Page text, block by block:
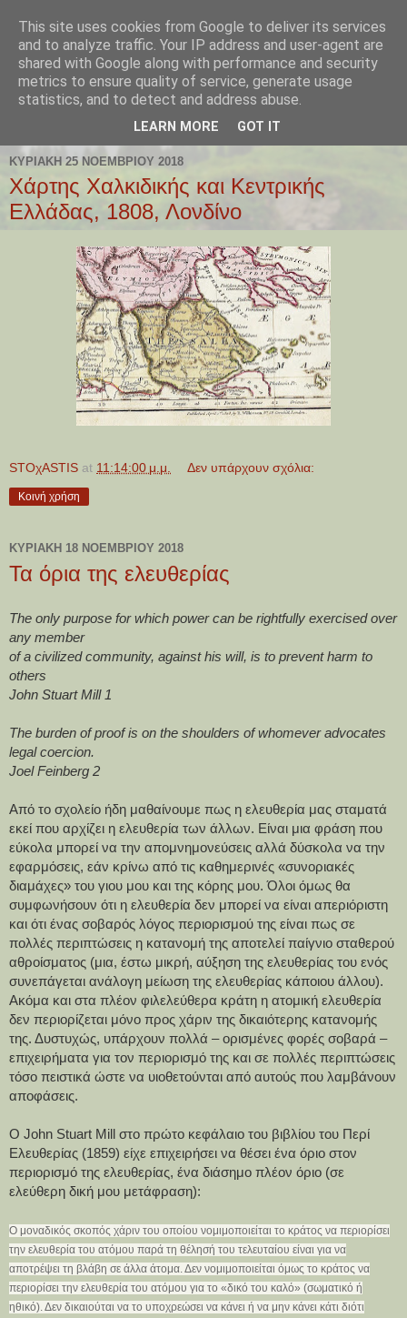
Παλαιοχώρι Χαλκιδικής
Palaiochori Chalkidiki - Paleochori (Chalkidiki) - Paleochóri
- Halkidiki Δήμος Αριστοτέλη, Κεντρική Μακεδονία, Ελλάδα
ΚΥΡΙΑΚΉ 25 ΝΟΕΜΒΡΊΟΥ 2018
Χάρτης Χαλκιδικής και Κεντρικής
Ελλάδας, 1808, Λονδίνο
STOχASTIS at 11:14:00 μ.μ. Δεν υπάρχουν σχόλια:
Κοινή χρήση
ΚΥΡΙΑΚΉ 18 ΝΟΕΜΒΡΊΟΥ 2018
Τα όρια της ελευθερίας
The only purpose for which power can be rightfully exercised over
any member
of a civilized community, against his will, is to prevent harm to
others
John Stuart Mill 1
The burden of proof is on the shoulders of whomever advocates
legal coercion.
Joel Feinberg 2
Από το σχολείο ήδη μαθαίνουμε πως η ελευθερία μας σταματά
εκεί που αρχίζει η ελευθερία των άλλων. Είναι μια φράση που
εύκολα μπορεί να την απομνημονεύσεις αλλά δύσκολα να την
εφαρμόσεις, εάν κρίνω από τις καθημερινές «συνοριακές
διαμάχες» του γιου μου και της κόρης μου. Όλοι όμως θα
συμφωνήσουν ότι η ελευθερία δεν μπορεί να είναι απεριόριστη
και ότι ένας σοβαρός λόγος περιορισμού της είναι πως σε
πολλές περιπτώσεις η κατανομή της αποτελεί παίγνιο σταθερού
αθροίσματος (μια, έστω μικρή, αύξηση της ελευθερίας του ενός
συνεπάγεται ανάλογη μείωση της ελευθερίας κάποιου άλλου).
Ακόμα και στα πλέον φιλελεύθερα κράτη η ατομική ελευθερία
δεν περιορίζεται μόνο προς χάριν της δικαιότερης κατανομής
της. Δυστυχώς, υπάρχουν πολλά – ορισμένες φορές σοβαρά –
επιχειρήματα για τον περιορισμό της και σε πολλές περιπτώσεις
τόσο πειστικά ώστε να υιοθετούνται από αυτούς που λαμβάνουν
αποφάσεις.
Ο John Stuart Mill στο πρώτο κεφάλαιο του βιβλίου του Περί
Ελευθερίας (1859) είχε επιχειρήσει να θέσει ένα όριο στον
περιορισμό της ελευθερίας, ένα διάσημο πλέον όριο (σε
ελεύθερη δική μου μετάφραση):
Ο μοναδικός σκοπός χάριν του οποίου νομιμοποιείται το κράτος να περιορίσει
την ελευθερία του ατόμου παρά τη θέλησή του τελευταίου είναι για να
αποτρέψει τη βλάβη σε άλλα άτομα. Δεν νομιμοποιείται όμως το κράτος να
περιορίσει την ελευθερία του ατόμου για το «δικό του καλό» (σωματικό ή
ηθικό). Δεν δικαιούται να το υποχρεώσει να κάνει ή να μην κάνει κάτι διότι
This site uses cookies from Google to deliver its services
and to analyze traffic. Your IP address and user-agent are
shared with Google along with performance and security
metrics to ensure quality of service, generate usage
statistics, and to detect and address abuse.
LEARN MORE GOT IT